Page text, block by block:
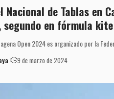
Nacional de Tablas en
segundo en fórmula kite
Open 2024 es organizado por la
9 de marzo de 2024